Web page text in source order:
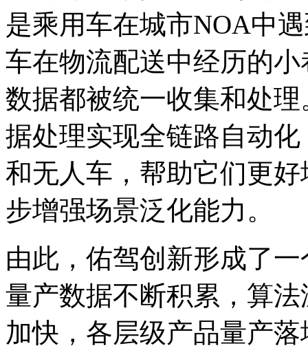
是乘用车在城市NOA中
车在物流配送中经历的
数据都被统一收集和处
据处理实现全链路自动
和无人车，帮助它们更
步增强场景泛化能力。
由此，佑驾创新形成了
量产数据不断积累，算
加快，各层级产品量产